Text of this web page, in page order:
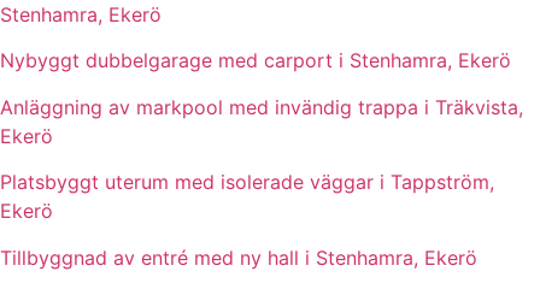
Stenhamra, Ekerö
Nybyggt dubbelgarage med carport i Stenhamra, Ekerö
Anläggning av markpool med invändig trappa i Träkvista,
Ekerö
Platsbyggt uterum med isolerade väggar i Tappström,
Ekerö
Tillbyggnad av entré med ny hall i Stenhamra, Ekerö